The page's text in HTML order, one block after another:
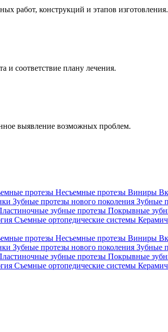
работ, конструкций и этапов изготовления.
и соответствие плану лечения.
выявление возможных проблем.
протезы Несъемные протезы Виниры
Зубные протезы нового поколения Зубные
зубные протезы Покрывные
Съемные ортопедические системы
протезы Несъемные протезы Виниры
Зубные протезы нового поколения Зубные
зубные протезы Покрывные
Съемные ортопедические системы